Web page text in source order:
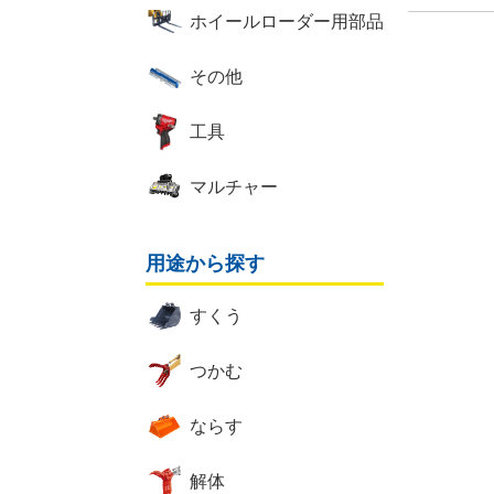
ホイールローダー用部品
その他
工具
マルチャー
用途から探す
すくう
つかむ
ならす
解体